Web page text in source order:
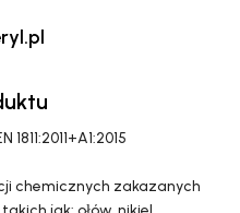
chemicznych zakazanych